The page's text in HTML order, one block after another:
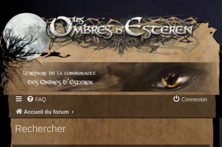
FAQ Connexion
Accueil du forum
Rechercher